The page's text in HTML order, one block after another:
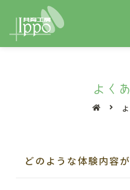
よく
どのような体験内容